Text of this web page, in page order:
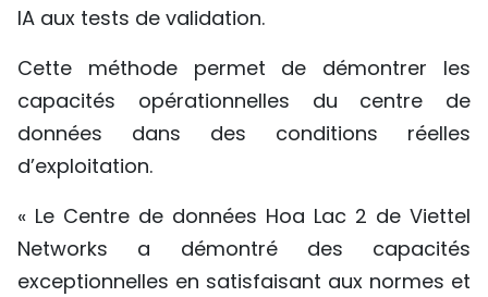
IA aux tests de validation.
Cette méthode permet de démontrer les
capacités opérationnelles du centre de
données dans des conditions réelles
d’exploitation.
« Le Centre de données Hoa Lac 2 de Viettel
Networks a démontré des capacités
exceptionnelles en satisfaisant aux normes et